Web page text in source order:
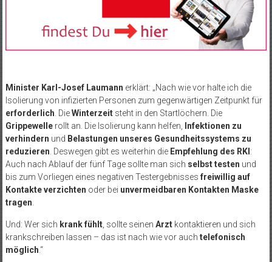
Minister Karl-Josef Laumann erklärt: „Nach wie vor halte ich die
Isolierung von infizierten Personen zum gegenwärtigen Zeitpunkt für
erforderlich . DieWinterzeitsteht in den Startlöchern. Die
Grippewellerollt an. Die Isolierung kann helfen, Infektionen zu
verhindern und Belastungen unseres Gesundheitssystems zu
reduzieren . Deswegen gibt es weiterhin die Empfehlung des RKI:
Auch nach Ablauf der fünf Tage sollte man sich selbst testen und
bis zum Vorliegen eines negativen Testergebnisses freiwillig auf
Kontakte verzichten oder bei unvermeidbaren Kontakten Maske
tragen
Und: Wer sich krank fühlt, sollte seinen Arztkontaktieren und sich
krankschreiben lassen – das ist nach wie vor auch telefonisch
möglich .“